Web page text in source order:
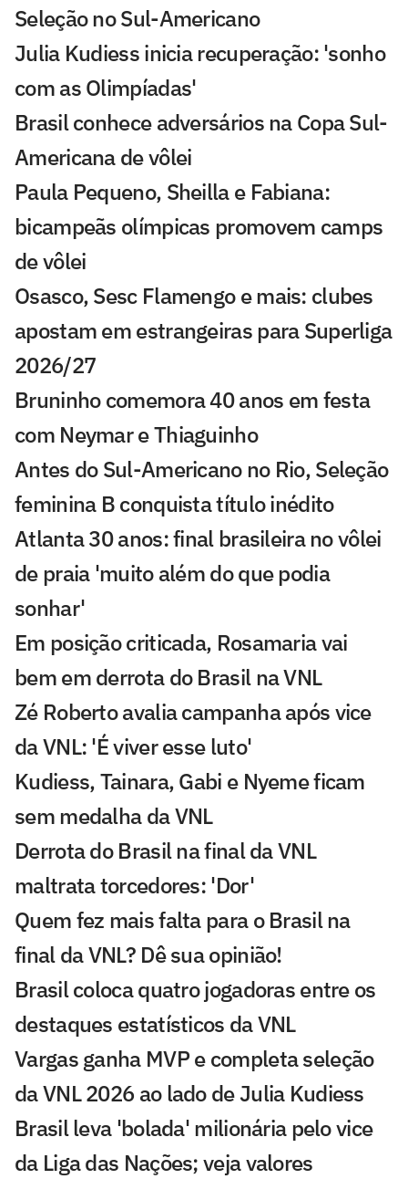
Seleção no Sul-Americano
Julia Kudiess inicia recuperação: 'sonho
com as Olimpíadas'
Brasil conhece adversários na Copa Sul-
Americana de vôlei
Paula Pequeno, Sheilla e Fabiana:
bicampeãs olímpicas promovem camps
de vôlei
Osasco, Sesc Flamengo e mais: clubes
apostam em estrangeiras para Superliga
2026/27
Bruninho comemora 40 anos em festa
com Neymar e Thiaguinho
Antes do Sul-Americano no Rio, Seleção
feminina B conquista título inédito
Atlanta 30 anos: final brasileira no vôlei
de praia 'muito além do que podia
sonhar'
Em posição criticada, Rosamaria vai
bem em derrota do Brasil na VNL
Zé Roberto avalia campanha após vice
da VNL: 'É viver esse luto'
Kudiess, Tainara, Gabi e Nyeme ficam
sem medalha da VNL
Derrota do Brasil na final da VNL
maltrata torcedores: 'Dor'
Quem fez mais falta para o Brasil na
final da VNL? Dê sua opinião!
Brasil coloca quatro jogadoras entre os
destaques estatísticos da VNL
Vargas ganha MVP e completa seleção
da VNL 2026 ao lado de Julia Kudiess
Brasil leva 'bolada' milionária pelo vice
da Liga das Nações; veja valores